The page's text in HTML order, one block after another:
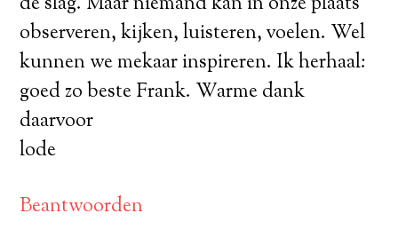
observeren, kijken, luisteren, voelen. Wel
kunnen we mekaar inspireren. Ik herhaal:
goed zo beste Frank. Warme dank
daarvoor
lode
Beantwoorden